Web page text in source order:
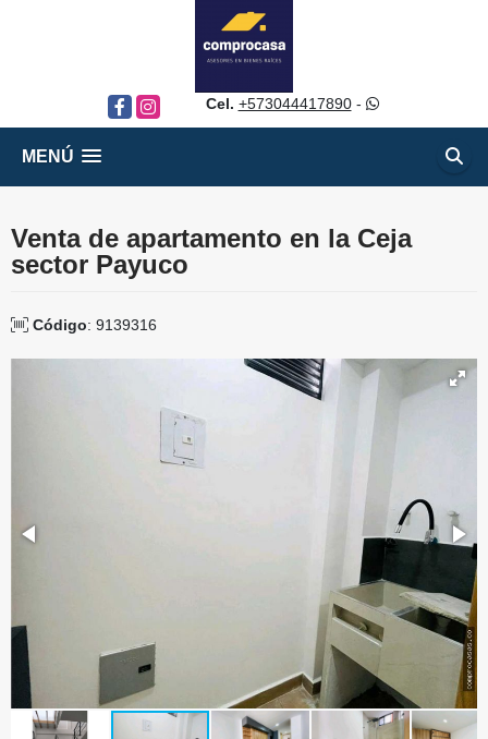
FacebookInstagram Cel. +573044417890-
MENÚ
Venta de apartamento en la Ceja
sector Payuco
Código: 9139316